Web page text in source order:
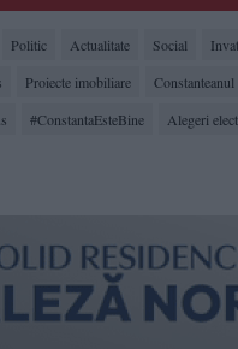
Politic Actualitate Social
Proiecte imobiliare Constanteanul
#ConstantaEsteBine Alegeri